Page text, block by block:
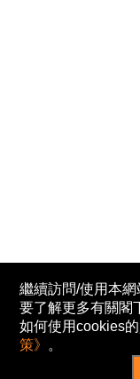
繼續訪問/使用本網
要了解更多有關閣
如何使用cookies
策》 。